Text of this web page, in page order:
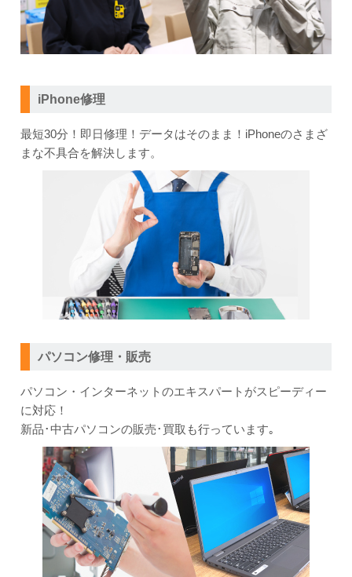
iPhone修理
最短30分！即日修理！ データはそのまま！ iPhoneのさまざ
まな不具合を解決します。
パソコン修理・販売
パソコン・インターネットのエキスパートがスピーディー
に対応！
新品･中古パソコンの販売･買取も行っています｡